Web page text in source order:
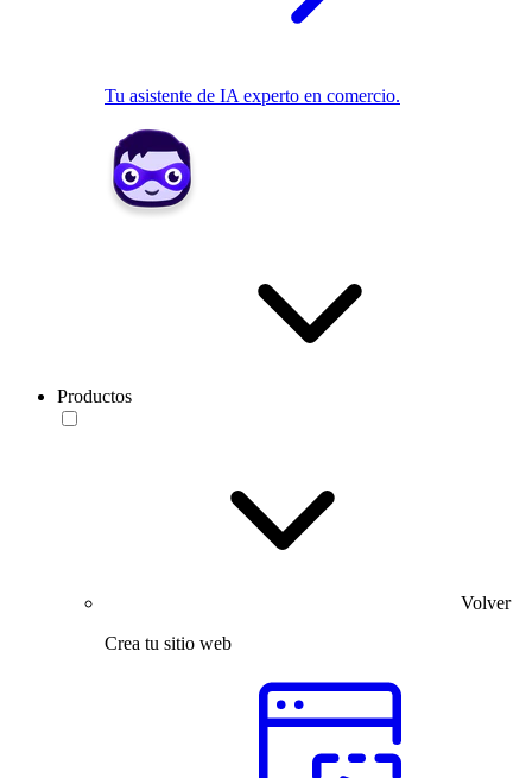
Tu asistente de IA experto en comercio.
Productos
Volver
Crea tu sitio web